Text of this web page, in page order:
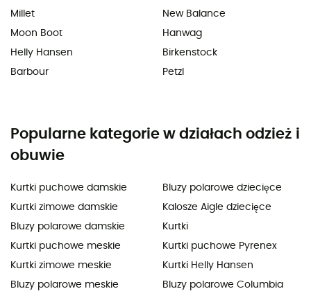
Millet
Moon Boot
Helly Hansen
Barbour
New Balance
Hanwag
Birkenstock
Petzl
Popularne kategorie w działach odzież i
obuwie
Kurtki puchowe damskie
Kurtki zimowe damskie
Bluzy polarowe damskie
Kurtki puchowe meskie
Kurtki zimowe meskie
Bluzy polarowe meskie
Bluzy polarowe dziecięce
Kalosze Aigle dziecięce
Kurtki
Kurtki puchowe Pyrenex
Kurtki Helly Hansen
Bluzy polarowe Columbia